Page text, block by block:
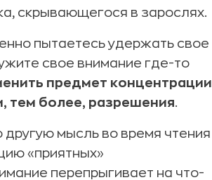
скрывающегося в зарослях.
пытаетесь удержать свое
свое внимание где-то
предмет концентрации
тем более, разрешения.
мысль во время чтения
«приятных»
перепрыгивает на что-